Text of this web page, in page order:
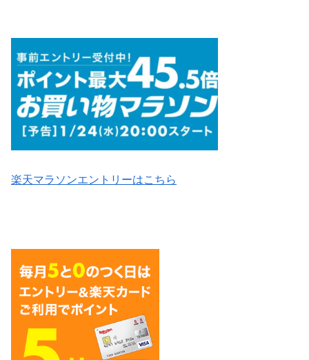
楽天マラソンエントリーはこちら